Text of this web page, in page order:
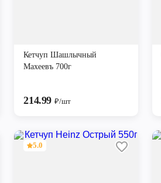
Кетчуп Шашлычный
Махеевъ 700г
214.99 ₽/шт
5.0